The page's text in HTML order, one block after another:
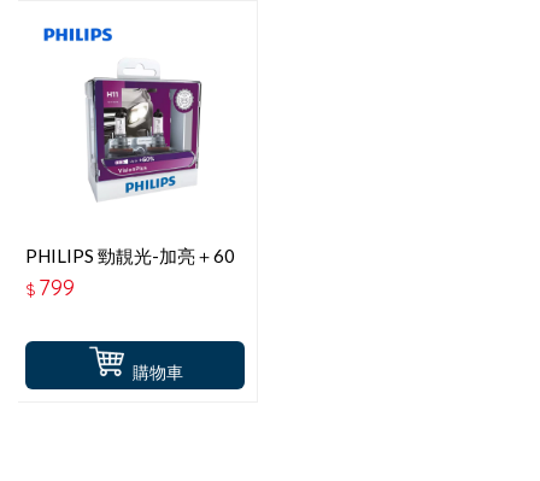
購物車
PHILIPS 勁靚光-加亮＋60
H11 12V 55W
$ 799